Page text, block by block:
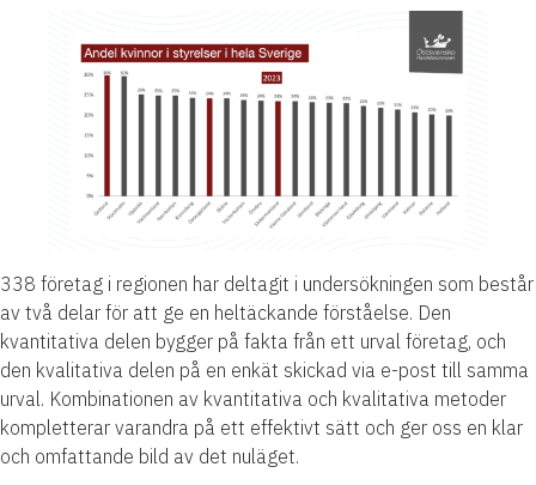
338 företag i regionen har deltagit i undersökningen som består
av två delar för att ge en heltäckande förståelse. Den
kvantitativa delen bygger på fakta från ett urval företag, och
den kvalitativa delen på en enkät skickad via e-post till samma
urval. Kombinationen av kvantitativa och kvalitativa metoder
kompletterar varandra på ett effektivt sätt och ger oss en klar
och omfattande bild av det nuläget.